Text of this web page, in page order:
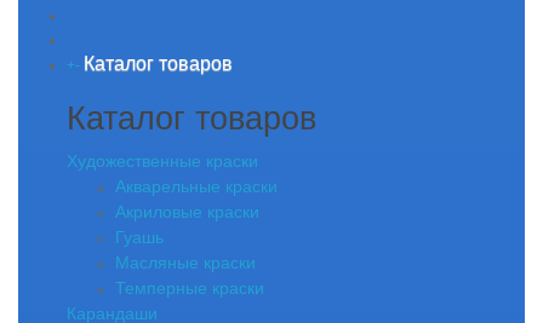
+- Каталог товаров
Каталог товаров
Художественные краски
Акварельные краски
Акриловые краски
Гуашь
Масляные краски
Темперные краски
Карандаши